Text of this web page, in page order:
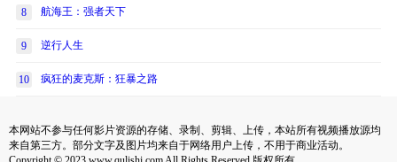
8 航海王：强者天下
9 逆行人生
10 疯狂的麦克斯：狂暴之路
本网站不参与任何影片资源的存储、录制、剪辑、上传，本站所有视频播放源均
来自第三方。部分文字及图片均来自于网络用户上传，不用于商业活动。